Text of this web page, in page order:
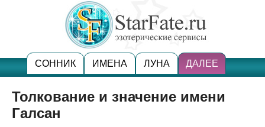
СОННИК ИМЕНА ЛУНА ДАЛЕЕ
Толкование и значение имени
Галсан